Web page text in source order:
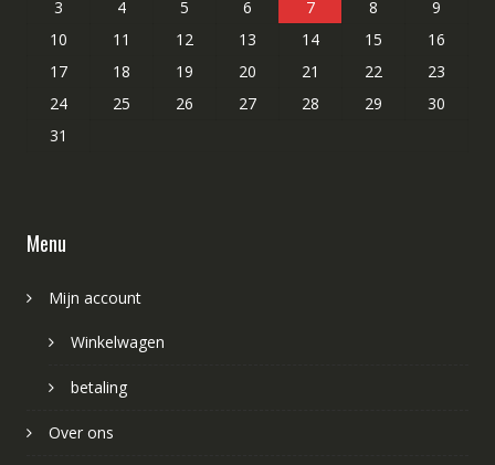
3
4 5 6 7 8
9
10
11 12 13 14 15
16
17
18 19 20 21 22
23
24
25 26 27 28 29
30
31
Menu
Mijn account
Winkelwagen
betaling
Over ons